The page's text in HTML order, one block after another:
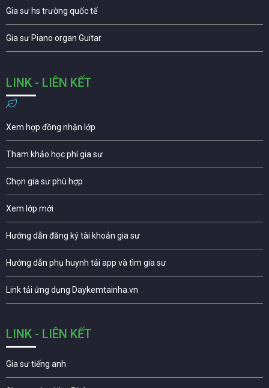
Gia sư hs trường quốc tế
Gia sư Piano organ Guitar
LINK - LIÊN KẾT
Xem hợp đồng nhận lớp
Tham khảo học phí gia sư
Chọn gia sư phù hợp
Xem lớp mới
Hướng dẫn đăng ký tài khoản gia sư
Hướng dẫn phụ huynh tải app và tìm gia sư
Link tải ứng dụng Daykemtainha.vn
LINK - LIÊN KẾT
Gia sư tiếng anh